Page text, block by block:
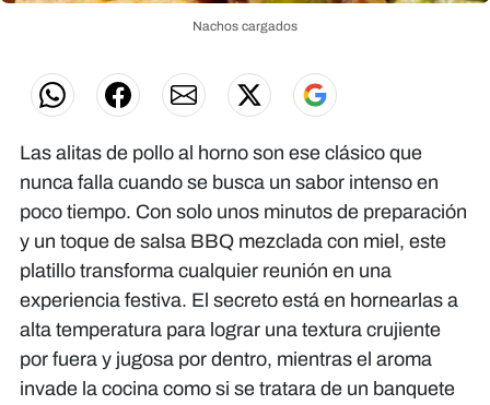
Nachos cargados
Las alitas de pollo al horno son ese clásico que
nunca falla cuando se busca un sabor intenso en
poco tiempo. Con solo unos minutos de preparación
y un toque de salsa BBQ mezclada con miel, este
platillo transforma cualquier reunión en una
experiencia festiva. El secreto está en hornearlas a
alta temperatura para lograr una textura crujiente
por fuera y jugosa por dentro, mientras el aroma
invade la cocina como si se tratara de un banquete